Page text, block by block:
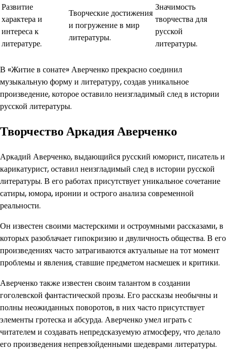
Развитие
характера и
интереса к
литературе.
Творческие достижения
и погружение в мир
литературы.
Значимость
творчества для
русской
литературы.
В «Житие в сонате» Аверченко прекрасно соединил
музыкальную форму и литературу, создав уникальное
произведение, которое оставило неизгладимый след в истории
русской литературы.
Творчество Аркадия Аверченко
Аркадий Аверченко, выдающийся русский юморист, писатель и
карикатурист, оставил неизгладимый след в истории русской
литературы. В его работах присутствует уникальное сочетание
сатиры, юмора, иронии и острого анализа современной
реальности.
Он известен своими мастерскими и остроумными рассказами, в
которых разоблачает гипокризию и двуличность общества. В его
произведениях часто затрагиваются актуальные на тот момент
проблемы и явления, ставшие предметом насмешек и критики.
Аверченко также известен своим талантом в создании
гоголевской фантастической прозы. Его рассказы необычны и
полны неожиданных поворотов, в них часто присутствует
элементы гротеска и абсурда. Аверченко умел играть с
читателем и создавать непредсказуемую атмосферу, что делало
его произведения непревзойденными шедеврами литературы.